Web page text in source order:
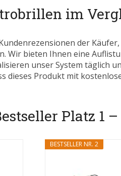
im
der
Wir bieten Ihnen eine
unser System täglich
dieses Produkt mit
Platz 1 –
BESTSELLER NR. 2